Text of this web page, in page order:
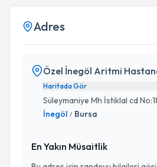
Adres
Özel İnegöl Aritmi
Haritada Gör
Süleymaniye Mh İstiklal cd
İnegöl / Bursa
En Yakın Müsaitlik